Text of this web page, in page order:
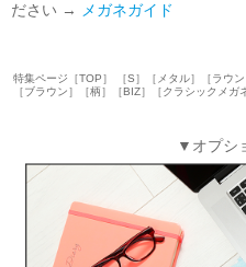
ださい →
メガネガイド
特集ページ［TOP］ ［S］［メタル］［ラウ
［ブラウン］［柄］［BIZ］［クラシックメ
▼オプシ